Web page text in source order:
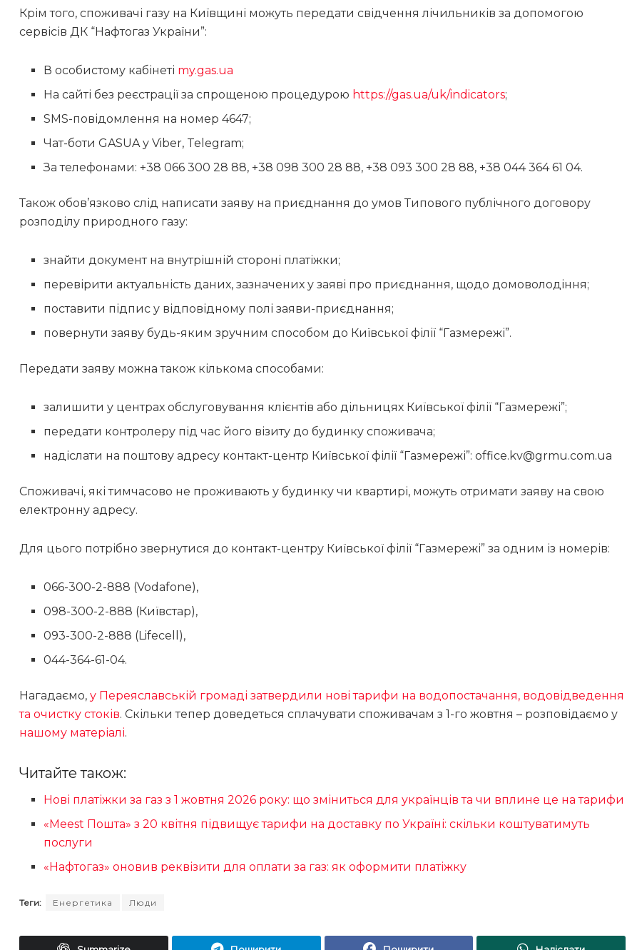
Крім того, споживачі газу на Київщині можуть передати свідчення лічильників за допомогою
сервісів ДК “Нафтогаз України”:
В особистому кабінеті my.gas.ua
На сайті без реєстрації за спрощеною процедурою https://gas.ua/uk/indicators;
SMS-повідомлення на номер 4647;
Чат-боти GASUA у Viber, Telegram;
За телефонами: +38 066 300 28 88, +38 098 300 28 88, +38 093 300 28 88, +38 044 364 61 04.
Також обов’язково слід написати заяву на приєднання до умов Типового публічного договору
розподілу природного газу:
знайти документ на внутрішній стороні платіжки;
перевірити актуальність даних, зазначених у заяві про приєднання, щодо домоволодіння;
поставити підпис у відповідному полі заяви-приєднання;
повернути заяву будь-яким зручним способом до Київської філії “Газмережі”.
Передати заяву можна також кількома способами:
залишити у центрах обслуговування клієнтів або дільницях Київської філії “Газмережі”;
передати контролеру під час його візиту до будинку споживача;
надіслати на поштову адресу контакт-центр Київської філії “Газмережі”:office.kv@grmu.com.ua
Споживачі, які тимчасово не проживають у будинку чи квартирі, можуть отримати заяву на свою
електронну адресу.
Для цього потрібно звернутися до контакт-центру Київської філії “Газмережі” за одним із номерів:
066-300-2-888 (Vodafone),
098-300-2-888 (Київстар),
093-300-2-888 (Lifecell),
044-364-61-04.
Нагадаємо, у Переяславській громаді затвердили нові тарифи на водопостачання, водовідведення
та очистку стоків. Скільки тепер доведеться сплачувати споживачам з 1-го жовтня – розповідаємо у
нашому матеріалі.
Читайте також:
Нові платіжки за газ з 1 жовтня 2026 року: що зміниться для українців та чи вплине це на тарифи
«Meest Пошта» з 20 квітня підвищує тарифи на доставку по Україні: скільки коштуватимуть
послуги
«Нафтогаз» оновив реквізити для оплати за газ: як оформити платіжку
Теги: Енергетика Люди